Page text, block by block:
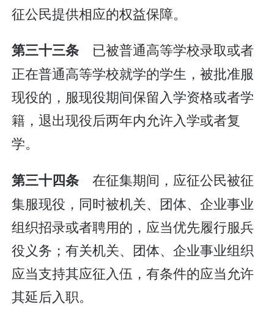
征公民提供相应的权益保障。
第三十三条 已被普通高等学校录取或者
正在普通高等学校就学的学生，被批准服
现役的，服现役期间保留入学资格或者学
籍，退出现役后两年内允许入学或者复
学。
第三十四条 在征集期间，应征公民被征
集服现役，同时被机关、团体、企业事业
组织招录或者聘用的，应当优先履行服兵
役义务；有关机关、团体、企业事业组织
应当支持其应征入伍，有条件的应当允许
其延后入职。